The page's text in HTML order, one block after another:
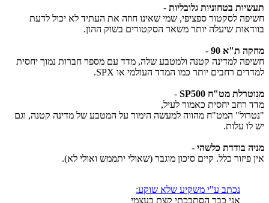
תעשיות בטחוניות גלובליות -
חשיפה לסקטור ספציפי, שמי שאינו חוזה את העתיד לא יכול לדעת
בוודאות שיעלה יותר משאר הסקטורים בשוק ההון.
מחקה ת"א 90
-
חשיפה למדינה קטנה ולמטבע שלה, מדד עם מספר חברות נמוך יחסית
למדדים רחבים יותר כמו המדד העולמי או SPX.
מנוטרלת מט"ח SP500
-
מדד רחב יחסית כאמור לעיל,
"נטרול" המט"ח מהווה למעשה הימור על המטבע של מדינה קטנה, וגם
יש לו עלות.
מניה בודדת כלשהי -
אין פיזור כלל. קיים סיכון מוגבר (שאולי יתממש ואולי לא).
נכתב ע"י משקיע שלא שוקע:
אני כבר הסתבכתי קצת בעצמי